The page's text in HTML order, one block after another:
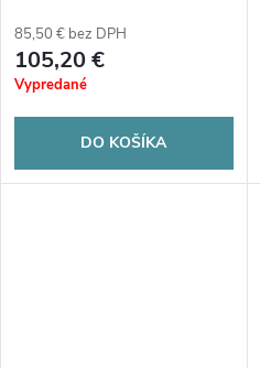
85,50 € bez DPH
105,20 €
Vypredané
DO KOŠÍKA